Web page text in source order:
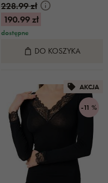
różowa
228.99 zł
190.99 zł
dostępne
DO KOSZYKA
AKCJA
-11 %